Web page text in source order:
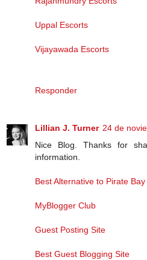
Uppal Escorts
Vijayawada Escorts
Responder
Lillian J. Turner 24 de
Nice Blog. Thanks for
information.
Best Alternative to Pirate
MyBlogger Club
Guest Posting Site
Best Guest Blogging Site